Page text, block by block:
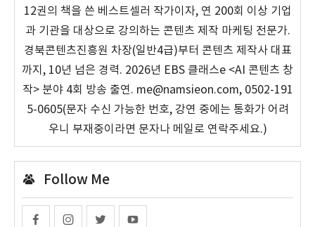
12권의 책을 쓴 베스트셀러 작가이자, 연 200회 이상 기업
과 기관을 대상으로 강의하는 콘텐츠 제작 마케팅 전문가.
경북콘텐츠진흥원 차장(일반4급)부터 콘텐츠 제작사 대표
까지, 10년 넘은 경력. 2026년 EBS 클래스e <AI 콘텐츠 창
작> 분야 4회 방송 출연. me@namsieon.com, 0502-191
5-0605(문자 수신 가능한 번호, 강연 중에는 통화가 어려
우니 부재중이라면 문자나 메일로 연락주세요.)
Follow Me